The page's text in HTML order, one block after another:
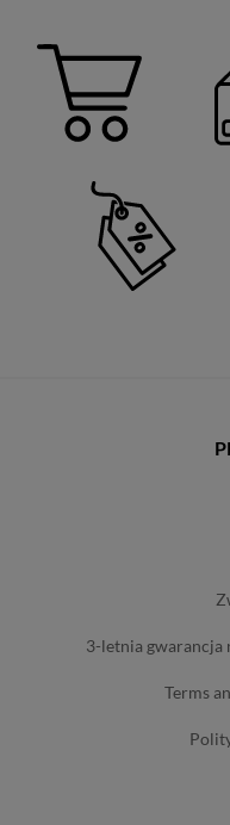
3-letnia
terms